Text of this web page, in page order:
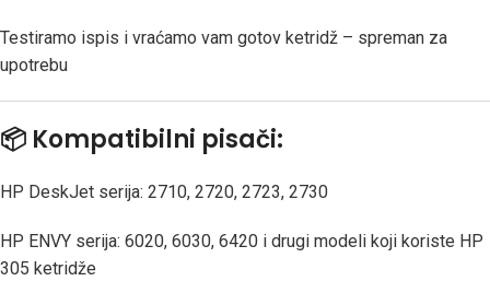
Testiramo ispis i vraćamo vam gotov ketridž – spreman za
upotrebu
📦 Kompatibilni pisači:
HP DeskJet serija: 2710, 2720, 2723, 2730
HP ENVY serija: 6020, 6030, 6420 i drugi modeli koji koriste HP
305 ketridže